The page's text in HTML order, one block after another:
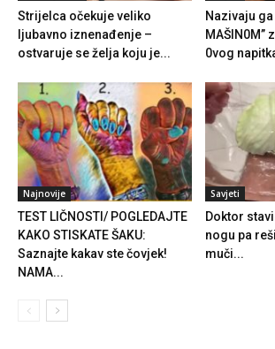
Strijelca očekuje veliko
ljubavno iznenađenje –
ostvaruje se želja koju je...
Nazivaju
MAŠIN0M”
0vog
Najnovije
TEST LIČNOSTI/ POGLEDAJTE
KAKO STISKATE ŠAKU:
Saznajte kakav ste čovjek!
NAMA...
Savjeti
Doktor
nogu pa
muči...